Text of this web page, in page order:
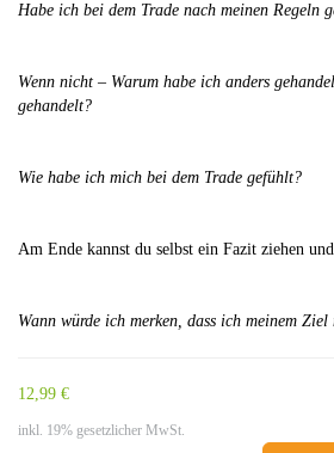
Habe ich bei dem Trade nach meinen Regeln
Wenn nicht – Warum habe ich anders
gehandelt?
Wie habe ich mich bei dem Trade gefühlt?
Am Ende kannst du selbst ein Fazit ziehen
Wann würde ich merken, dass ich meinem
12,99 €
inkl. 19% gesetzlicher MwSt.